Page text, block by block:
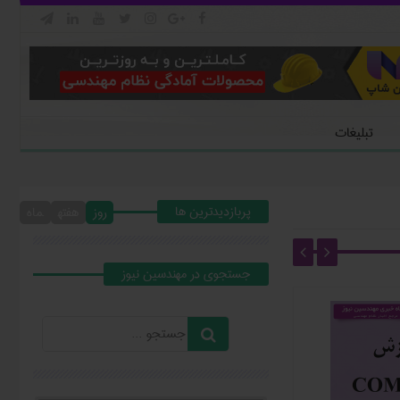
تبلیغات
پربازدیدترین ها روز
جستجوي در مهندسين نيوز